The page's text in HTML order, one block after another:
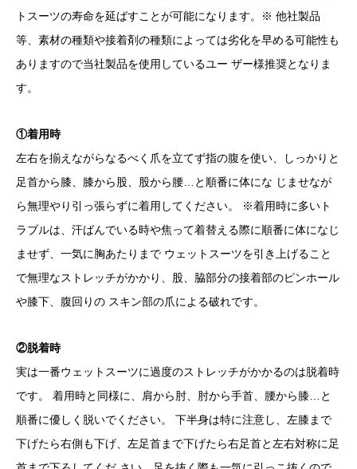
トスーツの寿命を延ばすことが可能になります。※ 他社製品
等、素材の種類や接着剤の種類によっては劣化を早める可能性も
ありますので当社製品を使用しているユー ザー様推奨となりま
す。
①着用時
左右を揃えながらなるべく爪を立てず指の腹を使い、しっかりと
足首から膝、膝から股、股から腰…と順番に体にな じませなが
ら無理やり引っ張らずに着用してください。 ※着用時に多いト
ラブルは、汗ばんでいる時や焦って着替える際に順番に体になじ
ませず、一気に胸あたりまで ウェットスーツを引き上げること
で無理なストレッチがかかり、股、脇部分の接着部のピンホール
や膝下、腹回りの スキン部の爪による破れです。
②脱着時
実は一番ウェットスーツに過度のストレッチがかかるのは脱着時
です。 着用時と同様に、肩から肘、肘から手首、腰から膝…と
順番に優しく脱いでください。 下半身は特に注意し、左膝まで
下げたら右側も下げ、左足首まで下げたら右足首と左右対称に足